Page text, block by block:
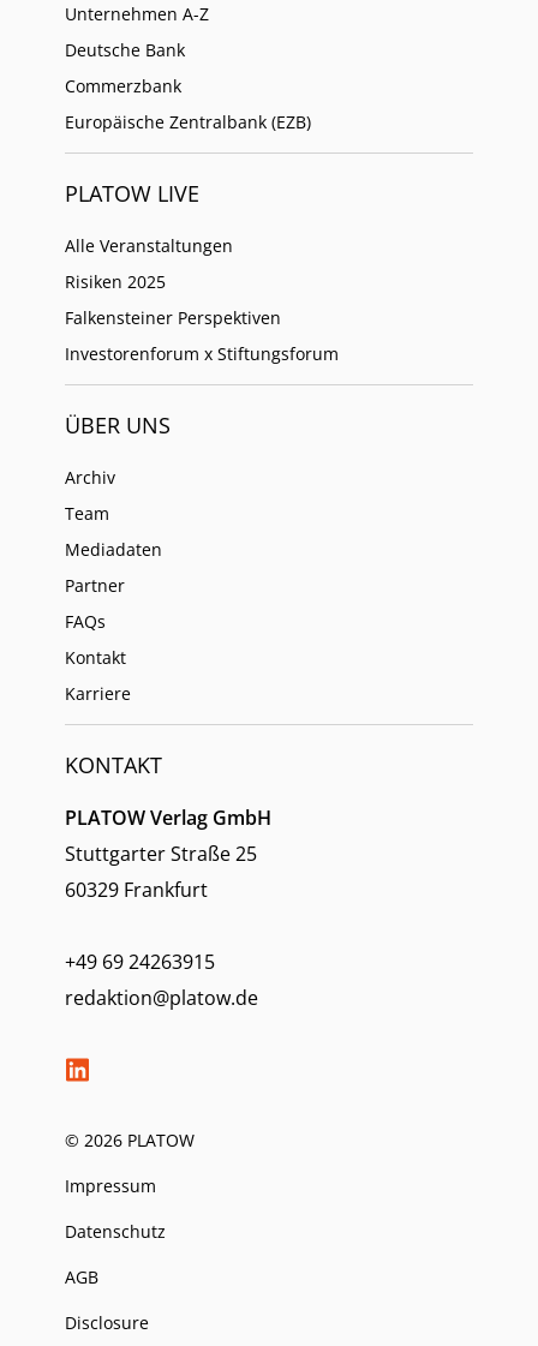
Unternehmen A-Z
Deutsche Bank
Commerzbank
Europäische Zentralbank (EZB)
PLATOW LIVE
Alle Veranstaltungen
Risiken 2025
Falkensteiner Perspektiven
Investorenforum x Stiftungsforum
ÜBER UNS
Archiv
Team
Mediadaten
Partner
FAQs
Kontakt
Karriere
KONTAKT
PLATOW Verlag GmbH
Stuttgarter Straße 25
60329 Frankfurt
+49 69 24263915
redaktion@platow.de
© 2026 PLATOW
Impressum
Datenschutz
AGB
Disclosure